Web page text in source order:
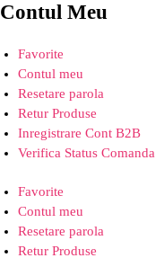
Contul Meu
Favorite
Contul meu
Resetare parola
Retur Produse
Inregistrare Cont B2B
Verifica Status Comanda
Favorite
Contul meu
Resetare parola
Retur Produse